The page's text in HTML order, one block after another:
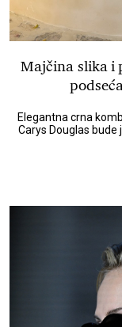
Majčina slika i
Elegantna crna
Carys Douglas